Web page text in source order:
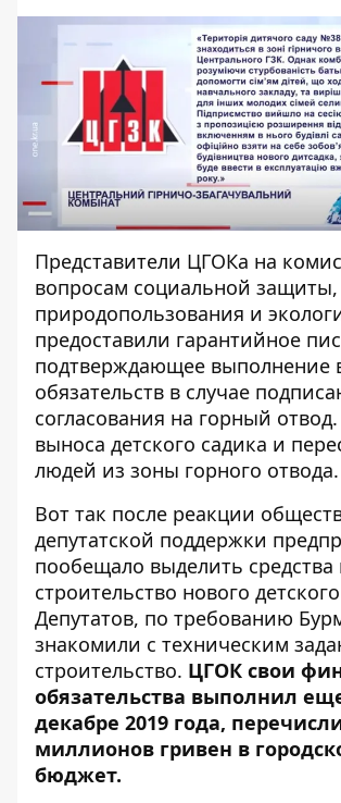
Представители ЦГОКа на
вопросам социальной защиты,
природопользования и
предоставили гарантийное
подтверждающее выполнение
обязательств в случае
согласования на горный
выноса детского садика и
людей из зоны горного отвода.
Вот так после реакции
депутатской поддержки
пообещало выделить средства
строительство нового
Депутатов, по требованию
знакомили с техническим
строительство. ЦГОК свои
обязательства выполнил
декабре 2019 года,
миллионов гривен в
бюджет.